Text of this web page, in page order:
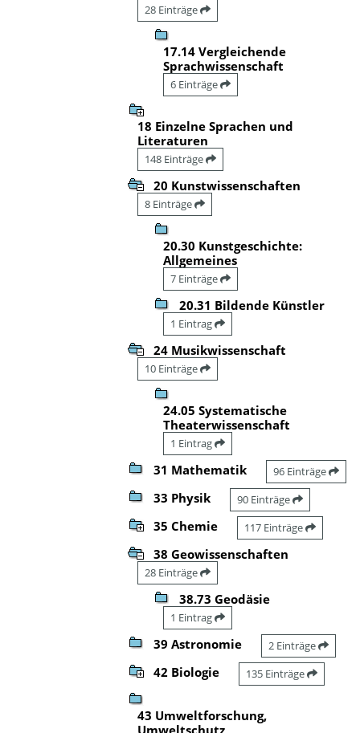
28 Einträge
17.14 Vergleichende
Sprachwissenschaft
6 Einträge
18 Einzelne Sprachen und
Literaturen
148 Einträge
20 Kunstwissenschaften
8 Einträge
20.30 Kunstgeschichte:
Allgemeines
7 Einträge
20.31 Bildende Künstler
1 Eintrag
24 Musikwissenschaft
10 Einträge
24.05 Systematische
Theaterwissenschaft
1 Eintrag
31 Mathematik 96 Einträge
33 Physik 90 Einträge
35 Chemie 117 Einträge
38 Geowissenschaften
28 Einträge
38.73 Geodäsie
1 Eintrag
39 Astronomie 2 Einträge
42 Biologie 135 Einträge
43 Umweltforschung,
Umweltschutz